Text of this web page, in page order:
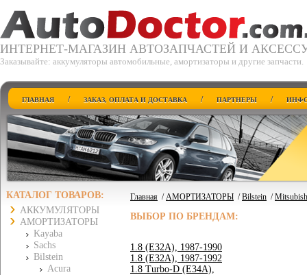
ИНТЕРНЕТ-МАГАЗИН АВТОЗАПЧАСТЕЙ И
Заказывайте: аккумуляторы автомобильные, амортизаторы и другие запчасти.
ГЛАВНАЯ / ЗАКАЗ, ОПЛАТА И ДОСТАВКА / ПАРТНЕРЫ /
КАТАЛОГ ТОВАРОВ:
АККУМУЛЯТОРЫ
АМОРТИЗАТОРЫ
Kayaba
Sachs
Bilstein
Acura
Главная /АМОРТИЗАТОРЫ /Bilstein /
ВЫБОР ПО БРЕНДАМ:
1.8 (E32A), 1987-1990
1.8 (E32A), 1987-1992
1.8 Turbo-D (E34A),